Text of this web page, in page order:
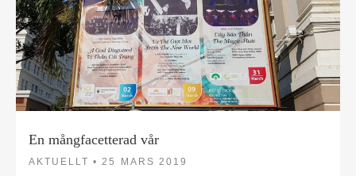
En mångfacetterad vår
AKTUELLT • 25 MARS 2019